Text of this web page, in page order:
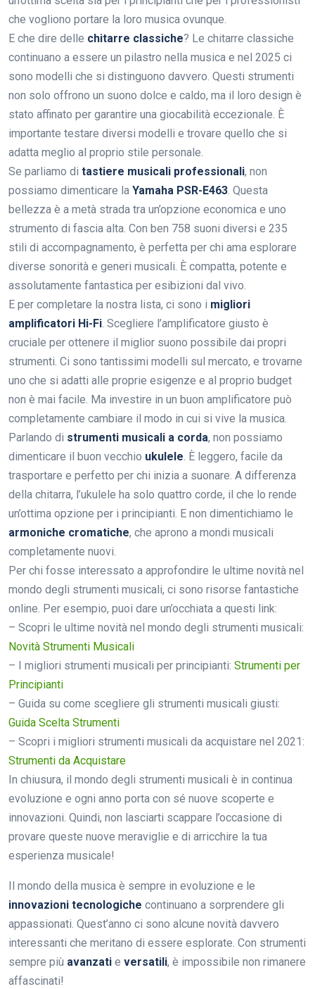
che vogliono portare la loro musica ovunque.
E che dire delle chitarre classiche? Le chitarre classiche
continuano a essere un pilastro nella musica e nel 2025 ci
sono modelli che si distinguono davvero. Questi strumenti
non solo offrono un suono dolce e caldo, ma il loro design è
stato affinato per garantire una giocabilità eccezionale. È
importante testare diversi modelli e trovare quello che si
adatta meglio al proprio stile personale.
Se parliamo di tastiere musicali professionali, non
possiamo dimenticare la Yamaha PSR-E463. Questa
bellezza è a metà strada tra un’opzione economica e uno
strumento di fascia alta. Con ben 758 suoni diversi e 235
stili di accompagnamento, è perfetta per chi ama esplorare
diverse sonorità e generi musicali. È compatta, potente e
assolutamente fantastica per esibizioni dal vivo.
E per completare la nostra lista, ci sono i migliori
amplificatori Hi-Fi. Scegliere l’amplificatore giusto è
cruciale per ottenere il miglior suono possibile dai propri
strumenti. Ci sono tantissimi modelli sul mercato, e trovarne
uno che si adatti alle proprie esigenze e al proprio budget
non è mai facile. Ma investire in un buon amplificatore può
completamente cambiare il modo in cui si vive la musica.
Parlando di strumenti musicali a corda, non possiamo
dimenticare il buon vecchio ukulele. È leggero, facile da
trasportare e perfetto per chi inizia a suonare. A differenza
della chitarra, l’ukulele ha solo quattro corde, il che lo rende
un’ottima opzione per i principianti. E non dimentichiamo le
armoniche cromatiche, che aprono a mondi musicali
completamente nuovi.
Per chi fosse interessato a approfondire le ultime novità nel
mondo degli strumenti musicali, ci sono risorse fantastiche
online. Per esempio, puoi dare un’occhiata a questi link:
– Scopri le ultime novità nel mondo degli strumenti musicali:
Novità Strumenti Musicali
– I migliori strumenti musicali per principianti: Strumenti per
Principianti
– Guida su come scegliere gli strumenti musicali giusti:
Guida Scelta Strumenti
– Scopri i migliori strumenti musicali da acquistare nel 2021:
Strumenti da Acquistare
In chiusura, il mondo degli strumenti musicali è in continua
evoluzione e ogni anno porta con sé nuove scoperte e
innovazioni. Quindi, non lasciarti scappare l’occasione di
provare queste nuove meraviglie e di arricchire la tua
esperienza musicale!
Il mondo della musica è sempre in evoluzione e le
innovazioni tecnologiche continuano a sorprendere gli
appassionati. Quest’anno ci sono alcune novità davvero
interessanti che meritano di essere esplorate. Con strumenti
sempre più avanzati e versatili, è impossibile non rimanere
affascinati!